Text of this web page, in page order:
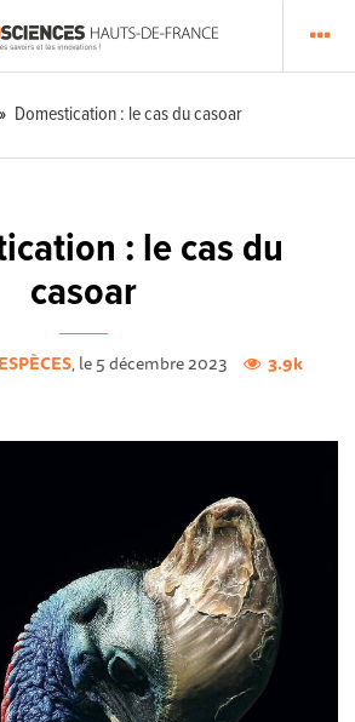
Domestication : le cas du casoar
: le cas du
casoar
, le 5 décembre 2023 3.9k